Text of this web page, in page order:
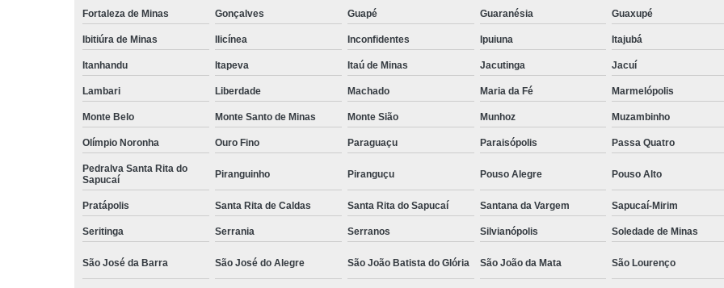
Camisa Social Masculina Preta
Camisa Social Preta Masculina
Camisa Masculina Social Preço
Camisa Social Estampada Masculina Preço
Camisa Social Masculina Estampada Preço
Camisa Social Masculina Manga Longa
Camisa Social Masculina Preta Preço
Camisa Social Preta Masculina
Fábrica Camisa Masculina
Fábrica de Camisa Social de Homem
Fortaleza de Minas Gonçalves Guapé Guaranésia Guaxupé
Ibitiúra de Minas Ilicínea Inconfidentes Ipuiuna Itajubá
Itanhandu Itapeva Itaú de Minas Jacutinga Jacuí
Lambari Liberdade Machado Maria da Fé Marmelópolis
Monte Belo Monte Santo de Minas Monte Sião Munhoz Muzambinho
Olímpio Noronha Ouro Fino Paraguaçu Paraisópolis Passa Quatro
Pedralva Santa Rita do
Sapucaí
Piranguinho Piranguçu Pouso Alegre Pouso Alto
Pratápolis Santa Rita de Caldas Santa Rita do Sapucaí Santana da Vargem Sapucaí-Mirim
Seritinga Serrania Serranos Silvianópolis Soledade de Minas
São José da Barra São José do Alegre São João Batista do Glória São João da Mata São Lourenço